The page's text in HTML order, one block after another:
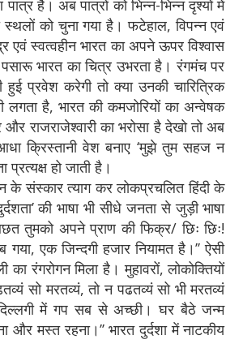
है। अब पात्रों को भिन्न-भिन्न दृश्यों में
को चुना गया है। फटेहाल, विपन्न एवं
एवं स्वत्वहीन भारत का अपने ऊपर विश्वास
भारत का चित्र उभरता है। रंगमंच पर
प्रवेश करेगी तो क्या उनकी चारित्रिक
लगता है, भारत की कमजोरियों का अन्वेषक
राजराजेश्वारी का भरोसा है देखो तो अब
क्रिस्तानी वेश बनाए ‘मुझे तुम सहज न
हो जाती है।
के संस्कार त्याग कर लोकप्रचलित हिंदी के
की भाषा भी सीधे जनता से जुड़ी भाषा
तुमको अपने प्राण की फिक्र/ छिः छिः!
एक जिन्दगी हजार नियामत है।’’ ऐसी
रंगरोगन मिला है। मुहावरों, लोकोक्तियों
सो मरतव्यं, तो न पढतव्यं सो भी मरतव्यं
दिल्लगी में गप सब से अच्छी। घर बैठे जन्म
और मस्त रहना।’’ भारत दुर्दशा में नाटकीय